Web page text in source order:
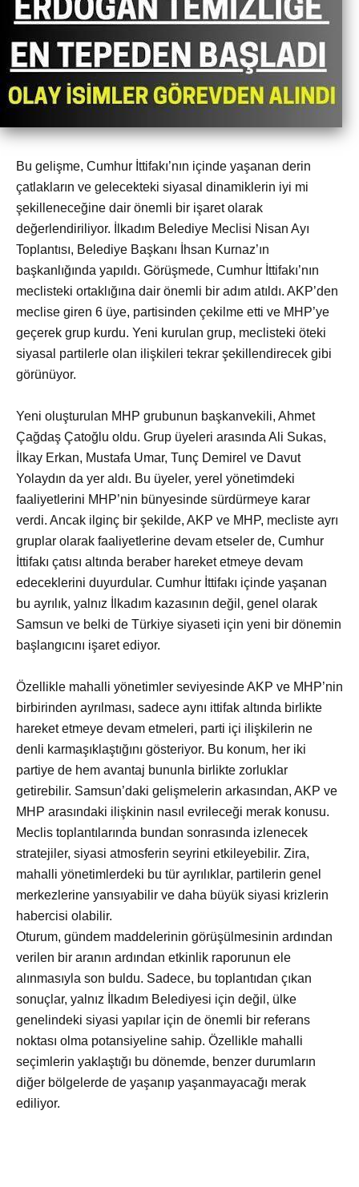
Bu gelişme, Cumhur İttifakı’nın içinde yaşanan derin
çatlakların ve gelecekteki siyasal dinamiklerin iyi mi
şekilleneceğine dair önemli bir işaret olarak
değerlendiriliyor. İlkadım Belediye Meclisi Nisan Ayı
Toplantısı, Belediye Başkanı İhsan Kurnaz’ın
başkanlığında yapıldı. Görüşmede, Cumhur İttifakı’nın
meclisteki ortaklığına dair önemli bir adım atıldı. AKP’den
meclise giren 6 üye, partisinden çekilme etti ve MHP’ye
geçerek grup kurdu. Yeni kurulan grup, meclisteki öteki
siyasal partilerle olan ilişkileri tekrar şekillendirecek gibi
görünüyor.
Yeni oluşturulan MHP grubunun başkanvekili, Ahmet
Çağdaş Çatoğlu oldu. Grup üyeleri arasında Ali Sukas,
İlkay Erkan, Mustafa Umar, Tunç Demirel ve Davut
Yolaydın da yer aldı. Bu üyeler, yerel yönetimdeki
faaliyetlerini MHP’nin bünyesinde sürdürmeye karar
verdi. Ancak ilginç bir şekilde, AKP ve MHP, mecliste ayrı
gruplar olarak faaliyetlerine devam etseler de, Cumhur
İttifakı çatısı altında beraber hareket etmeye devam
edeceklerini duyurdular. Cumhur İttifakı içinde yaşanan
bu ayrılık, yalnız İlkadım kazasının değil, genel olarak
Samsun ve belki de Türkiye siyaseti için yeni bir dönemin
başlangıcını işaret ediyor.
Özellikle mahalli yönetimler seviyesinde AKP ve MHP’nin
birbirinden ayrılması, sadece aynı ittifak altında birlikte
hareket etmeye devam etmeleri, parti içi ilişkilerin ne
denli karmaşıklaştığını gösteriyor. Bu konum, her iki
partiye de hem avantaj bununla birlikte zorluklar
getirebilir. Samsun’daki gelişmelerin arkasından, AKP ve
MHP arasındaki ilişkinin nasıl evrileceği merak konusu.
Meclis toplantılarında bundan sonrasında izlenecek
stratejiler, siyasi atmosferin seyrini etkileyebilir. Zira,
mahalli yönetimlerdeki bu tür ayrılıklar, partilerin genel
merkezlerine yansıyabilir ve daha büyük siyasi krizlerin
habercisi olabilir.
Oturum, gündem maddelerinin görüşülmesinin ardından
verilen bir aranın ardından etkinlik raporunun ele
alınmasıyla son buldu. Sadece, bu toplantıdan çıkan
sonuçlar, yalnız İlkadım Belediyesi için değil, ülke
genelindeki siyasi yapılar için de önemli bir referans
noktası olma potansiyeline sahip. Özellikle mahalli
seçimlerin yaklaştığı bu dönemde, benzer durumların
diğer bölgelerde de yaşanıp yaşanmayacağı merak
ediliyor.